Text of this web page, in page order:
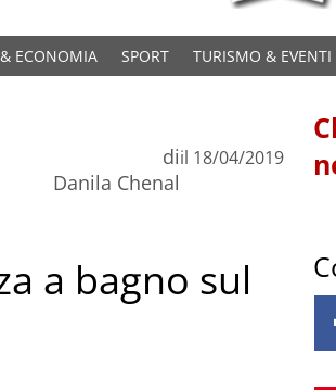
ECONOMIA SPORT TURISMO & EVENTI
di
Danila Chenal
il 18/04/2019
a bagno sul